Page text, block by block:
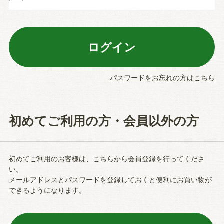
パスワードをお忘れの方はこちら
初めてご利用の方・会員以外の方
初めてご利用のお客様は、こちらから会員登録を行ってくださ
い。
メールアドレスとパスワードを登録しておくと便利にお買い物が
できるようになります。